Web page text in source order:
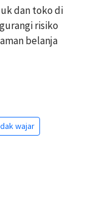
dan toko di
risiko
belanja
wajar